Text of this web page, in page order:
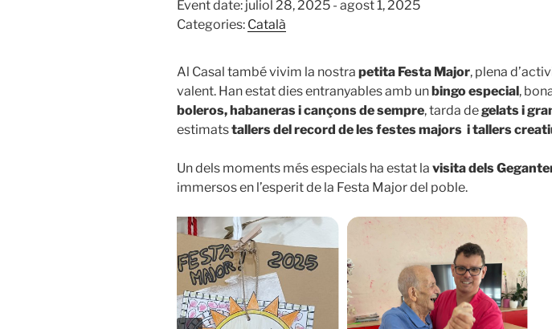
Event date: juliol 28, 2025 - agost 1, 2025
Categories: Català
Al Casal també vivim la nostra petita Festa Major, plena
valent. Han estat dies entranyables amb unbingo especial,
boleros, habaneras i cançons de sempre, tarda degelats i
estimatstallers del record de les festes majors i tallers
Un dels moments més especials ha estat la visita dels
immersos en l’esperit de la Festa Major del poble.